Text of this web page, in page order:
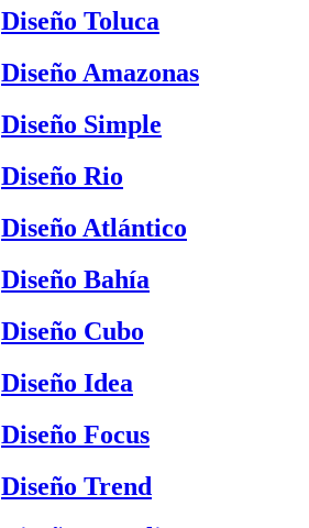
Diseño Toluca
Diseño Amazonas
Diseño Simple
Diseño Rio
Diseño Atlántico
Diseño Bahía
Diseño Cubo
Diseño Idea
Diseño Focus
Diseño Trend